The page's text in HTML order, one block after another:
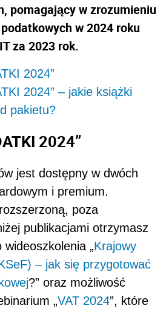
pomagający w zrozumieniu
w 2024 roku
za 2023 rok.
2024”
2024” – jakie książki
pakietu?
2024”
jest dostępny w dwóch
i premium.
poza
publikacjami otrzymasz
„Krajowy
– jak się przygotować
?” oraz możliwość
„VAT 2024”, które